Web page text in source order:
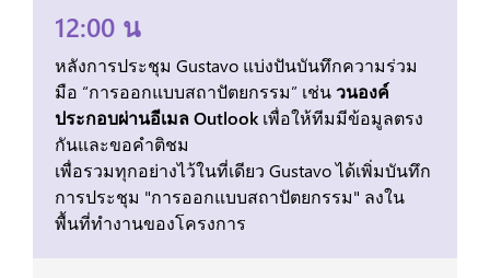
12:00 น
หลังการประชุม Gustavo แบ่งปันบันทึกความร่วม
มือ “การออกแบบสถาปัตยกรรม” เช่นวนองค์
ประกอบผ่านอีเมล Outlook เพื่อให้ทีมมีข้อมูลตรง
กันและขอคำติชม
เพื่อรวมทุกอย่างไว้ในที่เดียว Gustavo ได้เพิ่มบันทึก
การประชุม "การออกแบบสถาปัตยกรรม" ลงใน
พื้นที่ทำงานของโครงการ